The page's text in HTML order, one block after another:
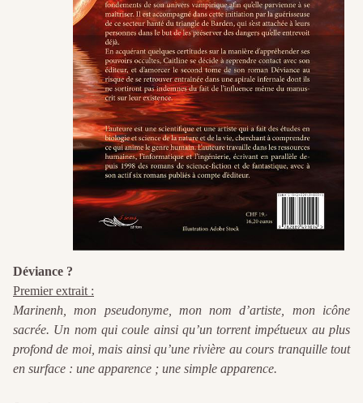
Déviance ?
Premier extrait :
Marinenh, mon pseudonyme, mon nom d’artiste, mon icône
sacrée. Un nom qui coule ainsi qu’un torrent impétueux au plus
profond de moi, mais ainsi qu’une rivière au cours tranquille tout
en surface : une apparence ; une simple apparence.